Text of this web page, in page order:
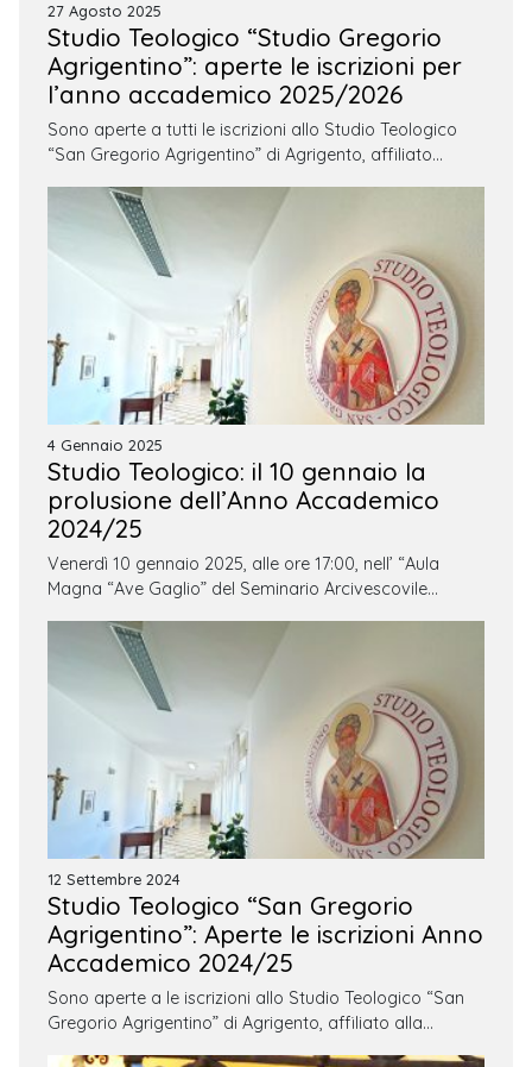
27 Agosto 2025
Studio Teologico “Studio Gregorio
Agrigentino”: aperte le iscrizioni per
l’anno accademico 2025/2026
Sono aperte a tutti le iscrizioni allo Studio Teologico
“San Gregorio Agrigentino” di Agrigento, affiliato…
4 Gennaio 2025
Studio Teologico: il 10 gennaio la
prolusione dell’Anno Accademico
2024/25
Venerdì 10 gennaio 2025, alle ore 17:00, nell’ “Aula
Magna “Ave Gaglio” del Seminario Arcivescovile…
12 Settembre 2024
Studio Teologico “San Gregorio
Agrigentino”: Aperte le iscrizioni Anno
Accademico 2024/25
Sono aperte a le iscrizioni allo Studio Teologico “San
Gregorio Agrigentino” di Agrigento, affiliato alla…